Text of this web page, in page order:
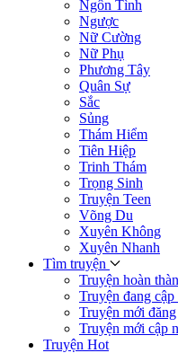
Ngôn Tình
Ngược
Nữ Cường
Nữ Phụ
Phương Tây
Quân Sự
Sắc
Sủng
Thám Hiểm
Tiên Hiệp
Trinh Thám
Trọng Sinh
Truyện Teen
Võng Du
Xuyên Không
Xuyên Nhanh
Tìm truyện
Truyện hoàn
Truyện đang cập
Truyện mới đăng
Truyện mới cập
Truyện Hot